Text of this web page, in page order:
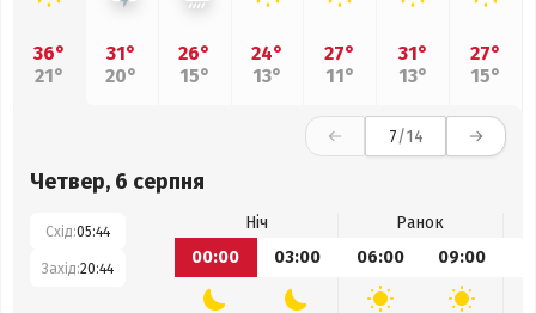
36°
21°
31°
20°
26°
15°
24°
13°
27°
11°
31°
13°
27°
15°
7/14
Четвер, 6 серпня
Схід:05:44
Захід:20:44
Ніч
Ранок
00:00
03:00 06:00 09:00